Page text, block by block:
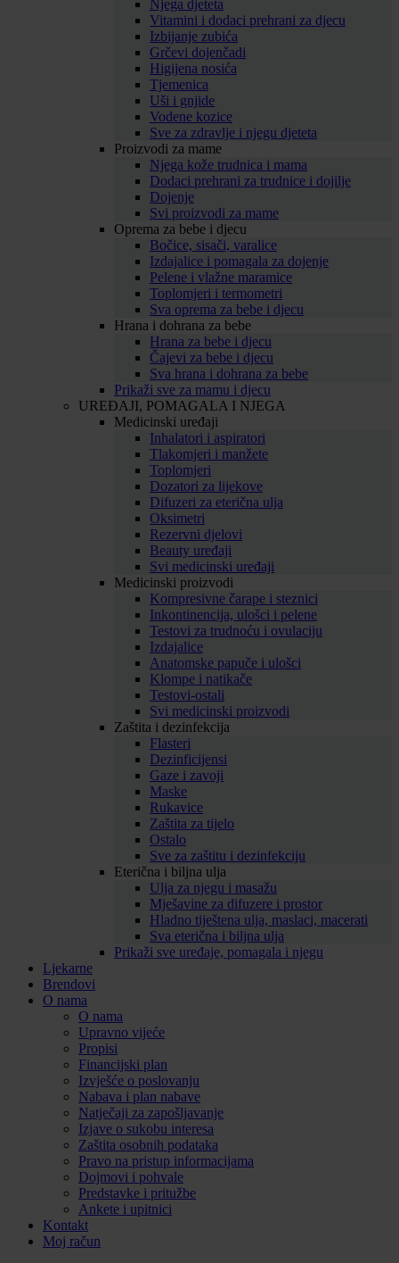
Njega djeteta
Vitamini i dodaci prehrani za djecu
Izbijanje zubića
Grčevi dojenčadi
Higijena nosića
Tjemenica
Uši i gnjide
Vodene kozice
Sve za zdravlje i njegu djeteta
Proizvodi za mame
Njega kože trudnica i mama
Dodaci prehrani za trudnice i dojilje
Dojenje
Svi proizvodi za mame
Oprema za bebe i djecu
Bočice, sisači, varalice
Izdajalice i pomagala za dojenje
Pelene i vlažne maramice
Toplomjeri i termometri
Sva oprema za bebe i djecu
Hrana i dohrana za bebe
Hrana za bebe i djecu
Čajevi za bebe i djecu
Sva hrana i dohrana za bebe
Prikaži sve za mamu i djecu
UREĐAJI, POMAGALA I NJEGA
Medicinski uređaji
Inhalatori i aspiratori
Tlakomjeri i manžete
Toplomjeri
Dozatori za lijekove
Difuzeri za eterična ulja
Oksimetri
Rezervni djelovi
Beauty uređaji
Svi medicinski uređaji
Medicinski proizvodi
Kompresivne čarape i steznici
Inkontinencija, ulošci i pelene
Testovi za trudnoću i ovulaciju
Izdajalice
Anatomske papuče i ulošci
Klompe i natikače
Testovi-ostali
Svi medicinski proizvodi
Zaštita i dezinfekcija
Flasteri
Dezinficijensi
Gaze i zavoji
Maske
Rukavice
Zaštita za tijelo
Ostalo
Sve za zaštitu i dezinfekciju
Eterična i biljna ulja
Ulja za njegu i masažu
Mješavine za difuzere i prostor
Hladno tiještena ulja, maslaci, macerati
Sva eterična i biljna ulja
Prikaži sve uređaje, pomagala i njegu
Ljekarne
Brendovi
O nama
O nama
Upravno vijeće
Propisi
Financijski plan
Izvješće o poslovanju
Nabava i plan nabave
Natječaji za zapošljavanje
Izjave o sukobu interesa
Zaštita osobnih podataka
Pravo na pristup informacijama
Dojmovi i pohvale
Predstavke i pritužbe
Ankete i upitnici
Kontakt
Moj račun